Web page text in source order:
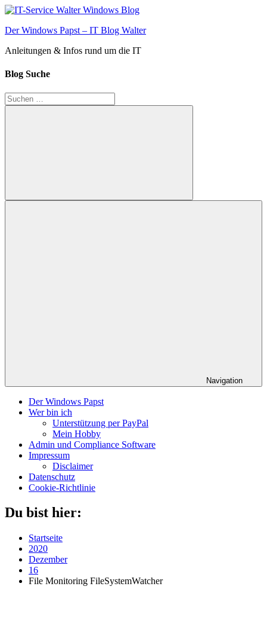
Zum
springen
Der Windows Papst – IT Blog Walter
Anleitungen & Infos rund um die IT
Blog Suche
Suchen
nach:
Suchen
Navigation
Der Windows Papst
Wer bin ich
Unterstützung per PayPal
Mein Hobby
Admin und Compliance Software
Impressum
Disclaimer
Datenschutz
Cookie-Richtlinie
Du bist hier:
Startseite
2020
Dezember
16
File Monitoring FileSystemWatcher